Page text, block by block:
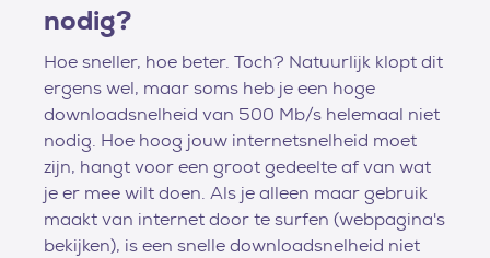
nodig?
Hoe sneller, hoe beter. Toch? Natuurlijk klopt dit
ergens wel, maar soms heb je een hoge
downloadsnelheid van 500 Mb/s helemaal niet
nodig. Hoe hoog jouw internetsnelheid moet
zijn, hangt voor een groot gedeelte af van wat
je er mee wilt doen. Als je alleen maar gebruik
maakt van internet door te surfen (webpagina's
bekijken), is een snelle downloadsnelheid niet